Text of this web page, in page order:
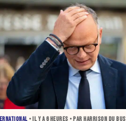
• IL Y A6 HEURES • PAR HARRISON DU BUS